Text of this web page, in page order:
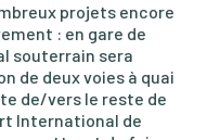
projets encore
: en gare de
souterrain sera
de deux voies à quai
de/vers le reste de
International de